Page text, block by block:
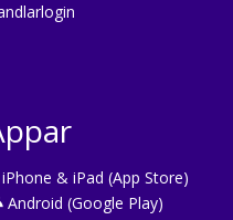
iPhone & iPad (App Store)
Android (Google Play)